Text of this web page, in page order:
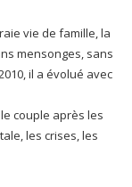
vie de famille, la
mensonges, sans
il a évolué avec
couple après les
les crises, les